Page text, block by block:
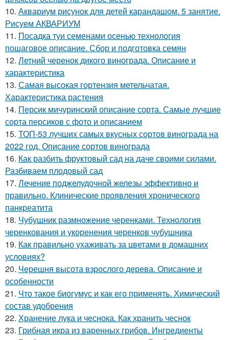
10. Аквариум рисунок для детей карандашом. 5 занятие.
Рисуем АКВАРИУМ
11. Посадка туи семенами осенью технология
пошаговое описание. Сбор и подготовка семян
12. Летний черенок дикого винограда. Описание и
характеристика
13. Самая высокая гортензия метельчатая.
Характеристика растения
14. Персик мичуринский описание сорта. Самые лучшие
сорта персиков с фото и описанием
15. ТОП-53 лучших самых вкусных сортов винограда на
2022 год. Описание сортов винограда
16. Как разбить фруктовый сад на даче своими силами.
Разбиваем плодовый сад
17. Лечение поджелудочной железы эффективно и
правильно. Клинические проявления хронического
панкреатита
18. Чубушник размножение черенками. Технология
черенкования и укоренения черенков чубушника
19. Как правильно ухаживать за цветами в домашних
условиях?
20. Черешня высота взрослого дерева. Описание и
особенности
21. Что такое биогумус и как его применять. Химический
состав удобрения
22. Хранение лука и чеснока. Как хранить чеснок
23. Грибная икра из варенных грибов. Ингредиенты